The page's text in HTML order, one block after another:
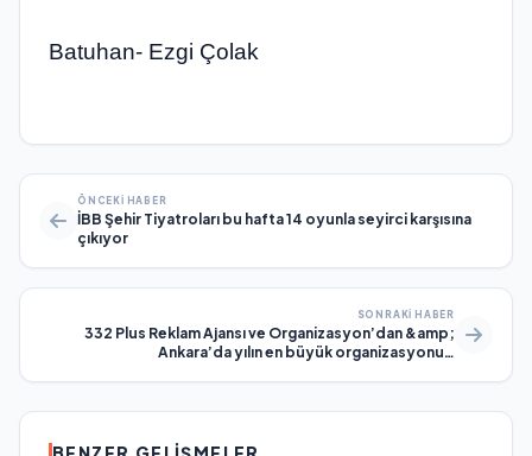
Batuhan- Ezgi Çolak
ÖNCEKI HABER
İBB Şehir Tiyatroları bu hafta 14 oyunla seyirci karşısına
çıkıyor
SONRAKI HABER
332 Plus Reklam Ajansı ve Organizasyon’dan &amp;
Ankara’da yılın en büyük organizasyonu…